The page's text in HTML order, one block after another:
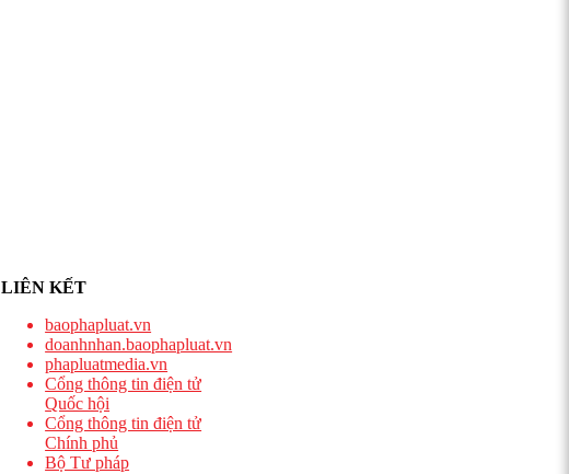
LIÊN KẾT
baophapluat.vn
doanhnhan.baophapluat.vn
phapluatmedia.vn
Cổng thông tin điện tử
Quốc hội
Cổng thông tin điện tử
Chính phủ
Bộ Tư pháp